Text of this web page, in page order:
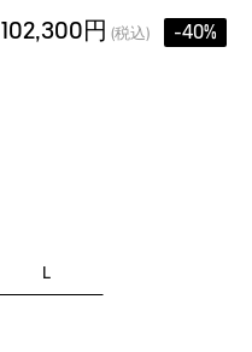
102,300円 (税込) -40%
L